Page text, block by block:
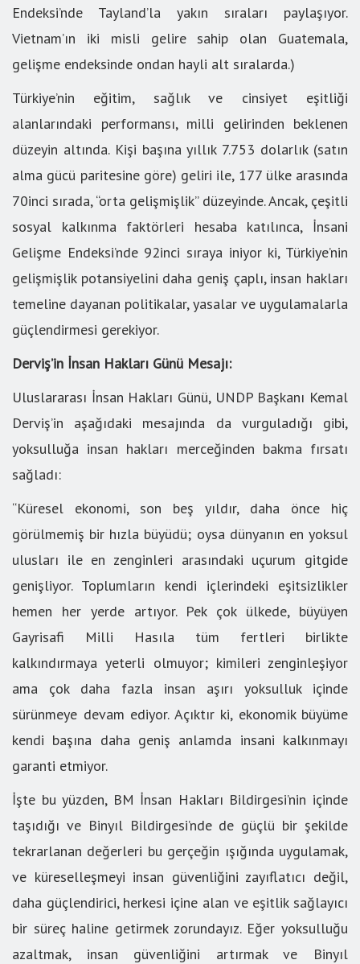
Endeksi’nde Tayland’la yakın sıraları paylaşıyor.
Vietnam’ın iki misli gelire sahip olan Guatemala,
gelişme endeksinde ondan hayli alt sıralarda.)
Türkiye’nin eğitim, sağlık ve cinsiyet eşitliği
alanlarındaki performansı, milli gelirinden beklenen
düzeyin altında. Kişi başına yıllık 7.753 dolarlık (satın
alma gücü paritesine göre) geliri ile, 177 ülke arasında
70inci sırada, “orta gelişmişlik” düzeyinde. Ancak, çeşitli
sosyal kalkınma faktörleri hesaba katılınca, İnsani
Gelişme Endeksi’nde 92inci sıraya iniyor ki, Türkiye’nin
gelişmişlik potansiyelini daha geniş çaplı, insan hakları
temeline dayanan politikalar, yasalar ve uygulamalarla
güçlendirmesi gerekiyor.
Derviş’in İnsan Hakları Günü Mesajı:
Uluslararası İnsan Hakları Günü, UNDP Başkanı Kemal
Derviş’in aşağıdaki mesajında da vurguladığı gibi,
yoksulluğa insan hakları merceğinden bakma fırsatı
sağladı:
“Küresel ekonomi, son beş yıldır, daha önce hiç
görülmemiş bir hızla büyüdü; oysa dünyanın en yoksul
ulusları ile en zenginleri arasındaki uçurum gitgide
genişliyor. Toplumların kendi içlerindeki eşitsizlikler
hemen her yerde artıyor. Pek çok ülkede, büyüyen
Gayrisafi Milli Hasıla tüm fertleri birlikte
kalkındırmaya yeterli olmuyor; kimileri zenginleşiyor
ama çok daha fazla insan aşırı yoksulluk içinde
sürünmeye devam ediyor. Açıktır ki, ekonomik büyüme
kendi başına daha geniş anlamda insani kalkınmayı
garanti etmiyor.
İşte bu yüzden, BM İnsan Hakları Bildirgesi’nin içinde
taşıdığı ve Binyıl Bildirgesi’nde de güçlü bir şekilde
tekrarlanan değerleri bu gerçeğin ışığında uygulamak,
ve küreselleşmeyi insan güvenliğini zayıflatıcı değil,
daha güçlendirici, herkesi içine alan ve eşitlik sağlayıcı
bir süreç haline getirmek zorundayız. Eğer yoksulluğu
azaltmak, insan güvenliğini artırmak ve Binyıl